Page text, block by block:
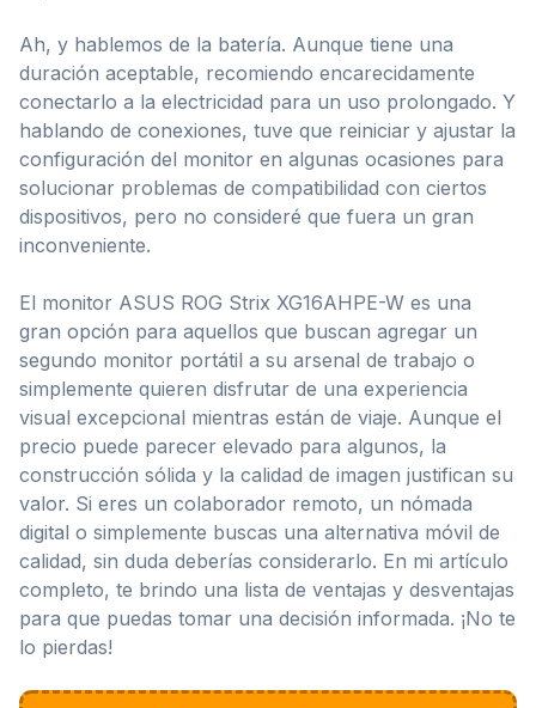
Ah, y hablemos de la batería. Aunque tiene una
duración aceptable, recomiendo encarecidamente
conectarlo a la electricidad para un uso prolongado. Y
hablando de conexiones, tuve que reiniciar y ajustar la
configuración del monitor en algunas ocasiones para
solucionar problemas de compatibilidad con ciertos
dispositivos, pero no consideré que fuera un gran
inconveniente.
El monitor ASUS ROG Strix XG16AHPE-W es una
gran opción para aquellos que buscan agregar un
segundo monitor portátil a su arsenal de trabajo o
simplemente quieren disfrutar de una experiencia
visual excepcional mientras están de viaje. Aunque el
precio puede parecer elevado para algunos, la
construcción sólida y la calidad de imagen justifican su
valor. Si eres un colaborador remoto, un nómada
digital o simplemente buscas una alternativa móvil de
calidad, sin duda deberías considerarlo. En mi artículo
completo, te brindo una lista de ventajas y desventajas
para que puedas tomar una decisión informada. ¡No te
lo pierdas!